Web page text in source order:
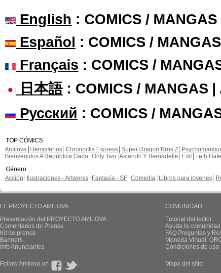
English : COMICS /
Español : COMICS /
Français : COMICS /
日本語: COMICS / MANGAS |
Русский : COMICS /
TOP CÓMICS
Amilova
Hemisferios Chronoctis Express Super Dragon Bros Z
Bienvenidos A República Gada Only Two Astaroth Y Bernadette Edil
Leth Hate
Género
Acción
Ilustraciones - Artworks Fantasía - SF Comedia Libros para jovenes
EL PROYECTO AMILOVA
Presentación del PROYECTO AMILOVA
Comentarios de Prensa
Kit de prensa
Banners
Info Anunciantes
COMUNIDAD
Tutorial del lector
Ayuda la
FAQ.Preguntas y
Moneda Virtual:
Condiciones de uso
Follow Amilova on Mapa del sitio